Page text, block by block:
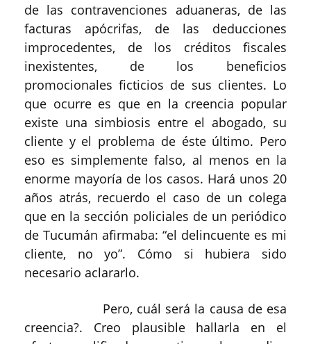
de las contravenciones aduaneras, de las
facturas apócrifas, de las deducciones
improcedentes, de los créditos fiscales
inexistentes, de los beneficios
promocionales ficticios de sus clientes. Lo
que ocurre es que en la creencia popular
existe una simbiosis entre el abogado, su
cliente y el problema de éste último. Pero
eso es simplemente falso, al menos en la
enorme mayoría de los casos. Hará unos 20
años atrás, recuerdo el caso de un colega
que en la sección policiales de un periódico
de Tucumán afirmaba: “el delincuente es mi
cliente, no yo”. Cómo si hubiera sido
necesario aclararlo.
Pero, cuál será la causa de esa
creencia?. Creo plausible hallarla en el